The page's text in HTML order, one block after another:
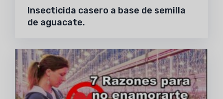
Insecticida casero a base de semilla
de aguacate.